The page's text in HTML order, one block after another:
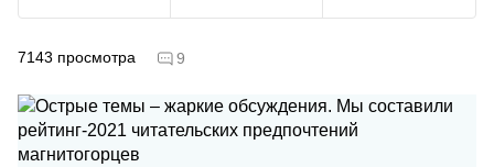
7143 просмотра 9